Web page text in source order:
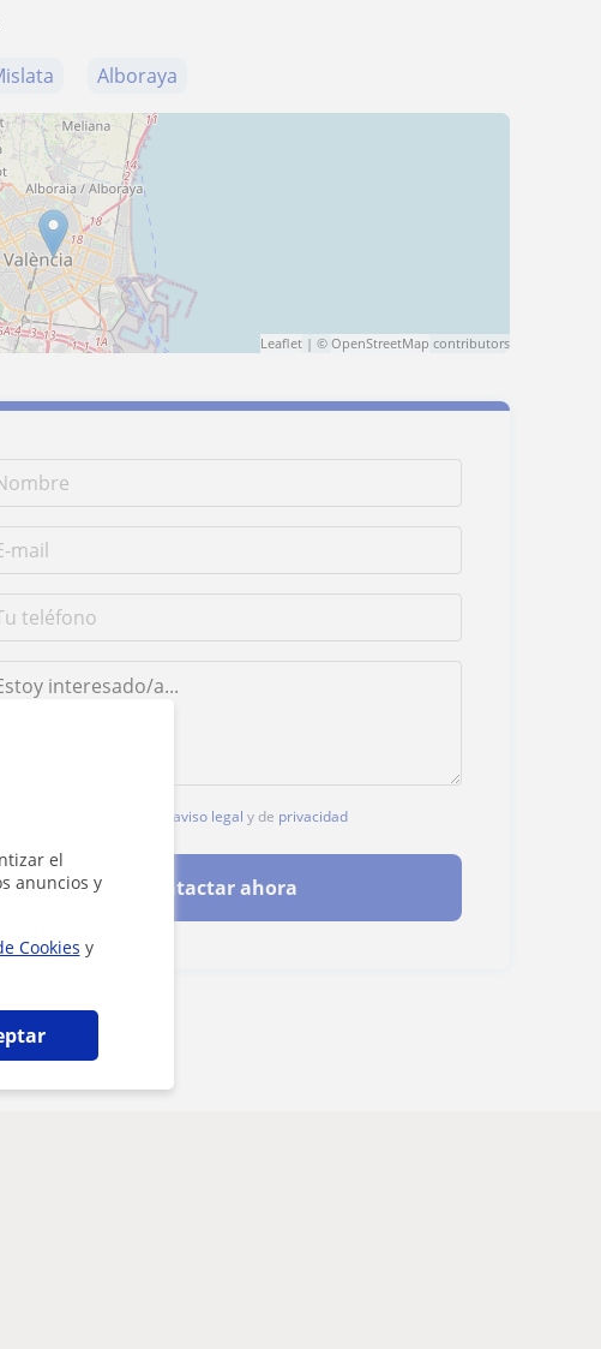
el
anuncios y
Cookies y
Alboraya
Leaflet| © OpenStreetMap contributors
aviso legal y de privacidad
Contactar ahora